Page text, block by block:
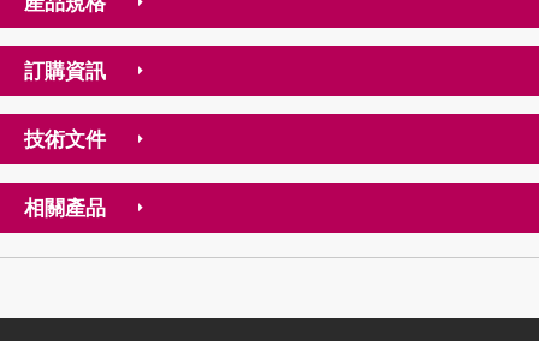
訂購資訊
技術文件
相關產品